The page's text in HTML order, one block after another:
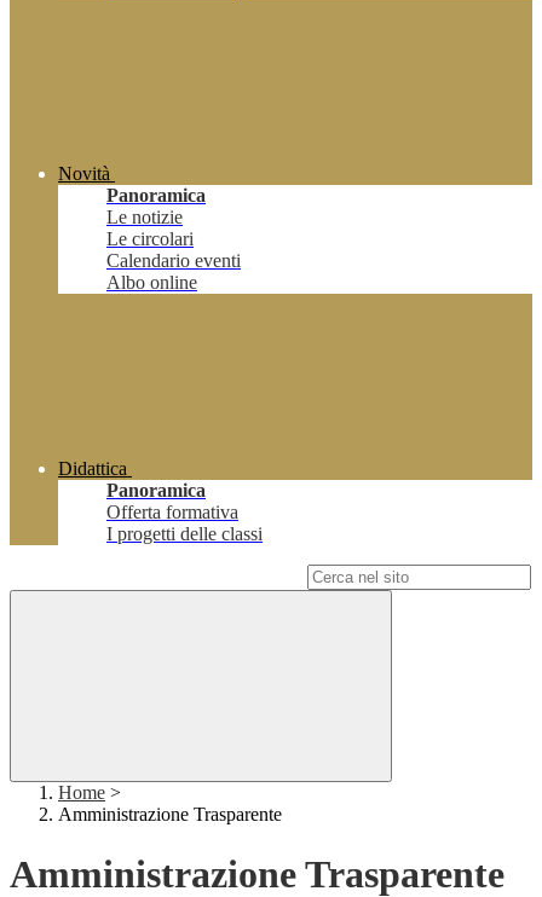
Novità
Panoramica
Le notizie
Le circolari
Calendario eventi
Albo online
Didattica
Panoramica
Offerta formativa
I progetti delle classi
Home >
Amministrazione Trasparente
Amministrazione Trasparente